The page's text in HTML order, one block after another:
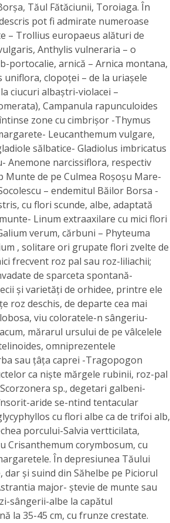
Tăul Fătăciunii, Toroiaga. În
pot fi admirate numeroase
– Trollius europaeus alături de
Anthylis vulneraria – o
portocalie, arnică – Arnica montana,
clopoţei – de la uriaşele
ciucuri albaştri-violacei –
Campanula rapunculoides
zone cu cimbrişor -Thymus
Leucanthemum vulgare,
sălbatice- Gladiolus imbricatus
Anemone narcissiflora, respectiv
de pe Culmea Roşoşu Mare-
– endemitul Băilor Borsa -
cu flori scunde, albe, adaptată
Linum extraaxilare cu mici flori
verum, cărbuni – Phyteuma
, solitare ori grupate flori zvelte de
frecvent roz pal sau roz-liliachii;
de sparceta spontană-
şi varietăţi de orhidee, printre ele
roz deschis, de departe cea mai
viu coloratele-n sângeriu-
mărarul ursului de pe vâlcelele
omniprezentele
sau ţâţa caprei -Tragopogon
ca nişte mărgele rubinii, roz-pal
sp., degetari galbeni-
aride se-ntind tentacular
cu flori albe ca de trifoi alb,
porcului-Salvia vertticilata,
Crisanthemum corymbosum, cu
În depresiunea Tăului
şi suind din Săhelbe pe Piciorul
major- ştevie de munte sau
sângerii-albe la capătul
la 35-45 cm, cu frunze crestate.